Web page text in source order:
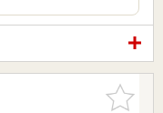
お気に入
りに追加